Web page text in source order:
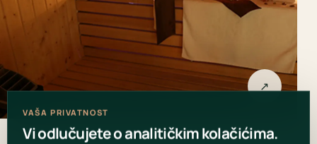
↗
VAŠA PRIVATNOST
Vi odlučujete o analitičkim kolačićima.